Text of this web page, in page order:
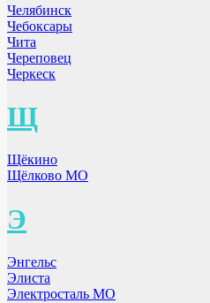
Челябинск
Чебоксары
Чита
Череповец
Черкеск
Щ
Щёкино
Щёлково МО
Э
Энгельс
Элиста
Электросталь МО